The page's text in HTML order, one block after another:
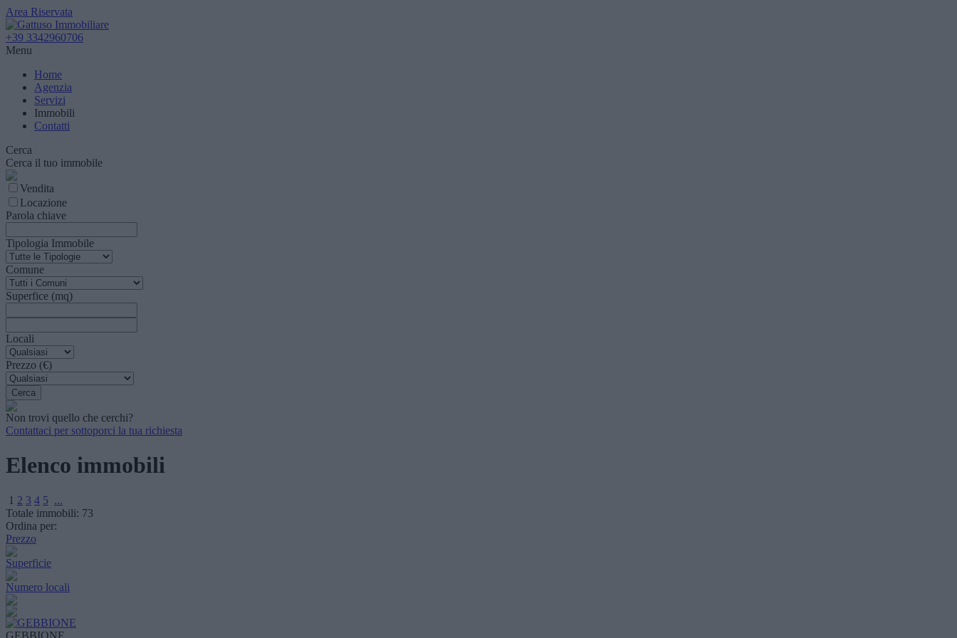
Area Riservata
+39 3342960706
Menu
Home
Agenzia
Servizi
Immobili
Contatti
Cerca
Cerca il tuo immobile
Vendita
Locazione
Parola chiave
Tipologia Immobile
Comune
Superfice (mq)
Locali
Prezzo (€)
Non trovi quello che cerchi?
Contattaci per sottoporci la tua richiesta
Elenco immobili
1 2 3 4 5 ...
Totale immobili: 73
Ordina per:
Prezzo
Superficie
Numero locali
GEBBIONE